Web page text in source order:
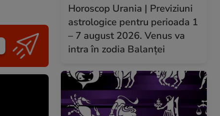
Horoscop Urania | Previziuni
astrologice pentru perioada 1
– 7 august 2026. Venus va
intra în zodia Balanței